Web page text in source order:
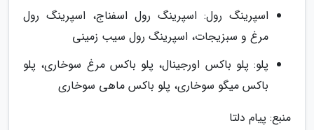
اسپرینگ رول: اسپرینگ رول اسفناج، اسپرینگ رول
مرغ و سبزیجات، اسپرینگ رول سیب زمینی
پلو: پلو باکس اورجینال، پلو باکس مرغ سوخاری، پلو
باکس میگو سوخاری، پلو باکس ماهی سوخاری
منبع: پیام دلتا